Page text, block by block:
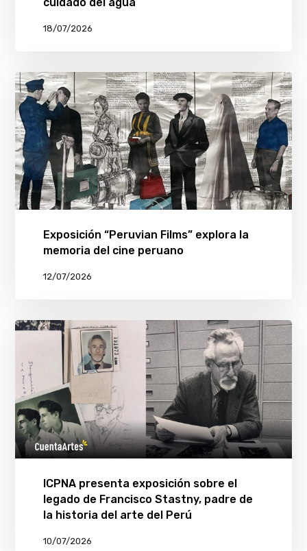
18/07/2026
Exposición “Peruvian Films” explora la
memoria del cine peruano
12/07/2026
ICPNA presenta exposición sobre el
legado de Francisco Stastny, padre de
la historia del arte del Perú
10/07/2026